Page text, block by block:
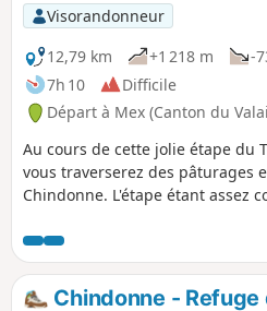
Visorandonneur
12,79 km
+1 218 m
-
7h 10
Difficile
Départ à Mex (Canton du
Au cours de cette jolie étape du
vous traverserez des pâturages
Chindonne. L'étape étant assez
Vous profiterez alors d'un
et sur la vallée du Rhône.
Chindonne - Refuge